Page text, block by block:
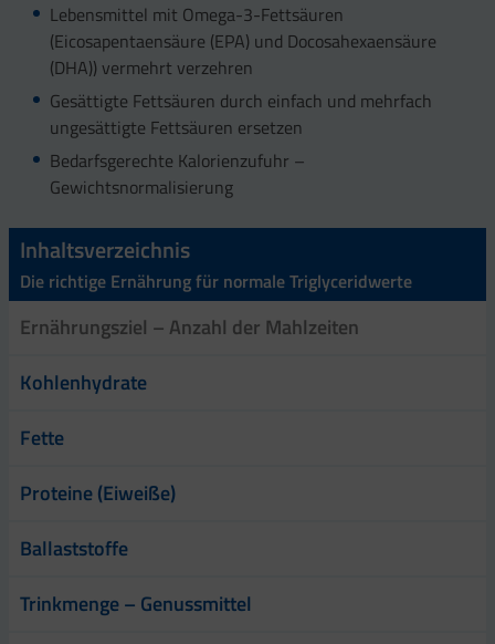
Lebensmittel mit Omega-3-Fettsäuren
(Eicosapentaensäure (EPA) und Docosahexaensäure
(DHA)) vermehrt verzehren
Gesättigte Fettsäuren durch einfach und mehrfach
ungesättigte Fettsäuren ersetzen
Bedarfsgerechte Kalorienzufuhr –
Gewichtsnormalisierung
Inhaltsverzeichnis
Die richtige Ernährung für normale Triglyceridwerte
Ernährungsziel – Anzahl der Mahlzeiten
Kohlenhydrate
Fette
Proteine (Eiweiße)
Ballaststoffe
Trinkmenge – Genussmittel